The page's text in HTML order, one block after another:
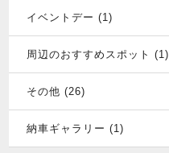
イベントデー (1)
周辺のおすすめスポット (1)
その他 (26)
納車ギャラリー (1)